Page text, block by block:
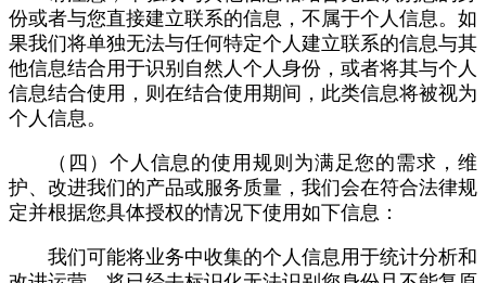
份或者与您直接建立联系的信息，不属于个人信息。如
果我们将单独无法与任何特定个人建立联系的信息与其
他信息结合用于识别自然人个人身份，或者将其与个人
信息结合使用，则在结合使用期间，此类信息将被视为
个人信息。
（四）个人信息的使用规则为满足您的需求，维
护、改进我们的产品或服务质量，我们会在符合法律规
定并根据您具体授权的情况下使用如下信息：
我们可能将业务中收集的个人信息用于统计分析和